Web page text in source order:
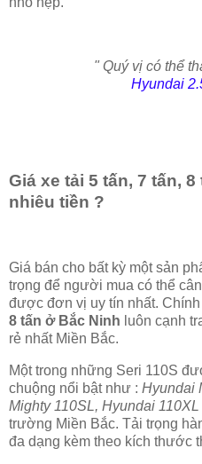
" Quý vị có thể
Hyundai
Giá xe tải 5 tấn, 7 tấn,
nhiêu tiền ?
Giá bán cho bất kỳ một sản
trọng để người mua có thể
được đơn vị uy tín nhất.
8 tấn ở Bắc Ninh luôn cạnh
rẻ nhất Miền Bắc.
Một trong những Seri 110S
chuộng nổi bật như : Hyundai
Mighty 110SL, Hyundai 110XL
trường Miền Bắc. Tải trọng
đa dạng kèm theo kích thước